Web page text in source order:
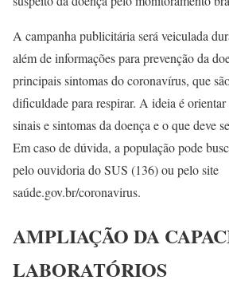
A campanha publicitária será veiculada
além de informações para prevenção da
principais sintomas do coronavírus, que
dificuldade para respirar. A ideia é
sinais e sintomas da doença e o que deve
Em caso de dúvida, a população pode
pelo ouvidoria do SUS (136) ou pelo site
saúde.gov.br/coronavirus.
AMPLIAÇÃO DA
LABORATÓRIOS